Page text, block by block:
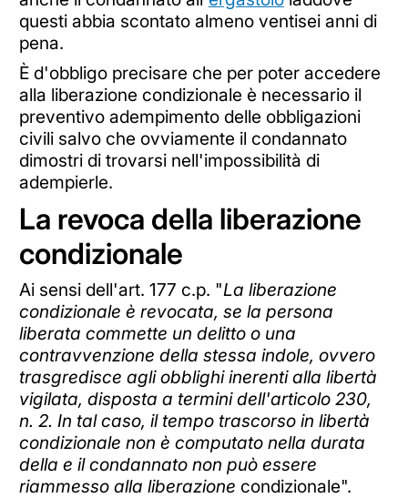
questi abbia scontato almeno ventisei anni di
pena.
È d'obbligo precisare che per poter accedere
alla liberazione condizionale è necessario il
preventivo adempimento delle obbligazioni
civili salvo che ovviamente il condannato
dimostri di trovarsi nell'impossibilità di
adempierle.
La revoca della liberazione
condizionale
Ai sensi dell'art. 177 c.p. "La liberazione
condizionale è revocata, se la persona
liberata commette un delitto o una
contravvenzione della stessa indole, ovvero
trasgredisce agli obblighi inerenti alla libertà
vigilata, disposta a termini dell'articolo 230,
n. 2. In tal caso, il tempo trascorso in libertà
condizionale non è computato nella durata
della e il condannato non può essere
riammesso alla liberazione condizionale".